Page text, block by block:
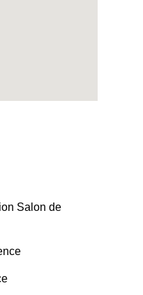
Salon de